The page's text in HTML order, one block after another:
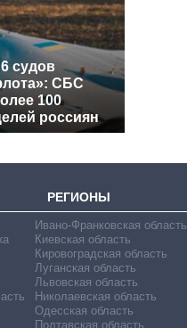
судов
СБС
100
россиян
РЕГИОНЫ
Ивано-Франковская область
Киевская область
Кировоградская область
Луганская область
Львовская область
Николаевская область
Одесская область
Полтавская область